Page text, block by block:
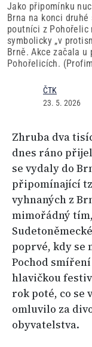
Jako připomínku
Brna na konci
poutníci z Pohořelic
symbolicky „v
Brně. Akce začala
Pohořelicích.
ČTK
23. 5. 2026
Zhruba dva
dnes ráno
se vydaly do
připomínající
vyhnaných z
mimořádný
poprvé, kdy se
Pochod
hlavičkou
rok poté, co se
omluvilo za
obyvatelstva.